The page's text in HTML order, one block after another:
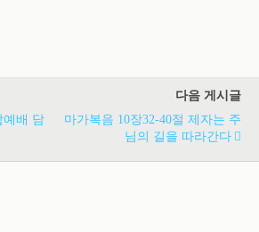
예배 담
다음 게시글
마가복음 10장32-40절 제자는 주
님의 길을 따라간다